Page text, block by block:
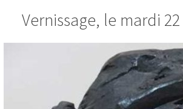
Vernissage, le mardi